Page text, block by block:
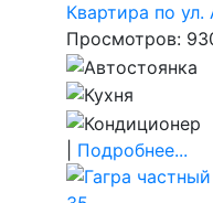
Квартира по ул.
Просмотров:
Подробнее...